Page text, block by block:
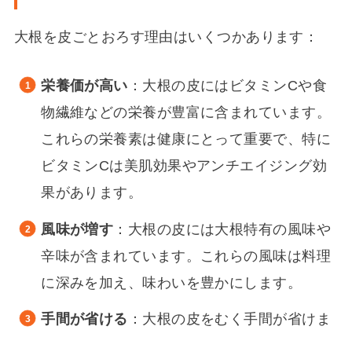
大根を皮ごとおろす理由はいくつかあります：
栄養価が高い ：大根の皮にはビタミンCや食
物繊維などの栄養が豊富に含まれています。
これらの栄養素は健康にとって重要で、特に
ビタミンCは美肌効果やアンチエイジング効
果があります。
風味が増す ：大根の皮には大根特有の風味や
辛味が含まれています。これらの風味は料理
に深みを加え、味わいを豊かにします。
手間が省ける ：大根の皮をむく手間が省けま